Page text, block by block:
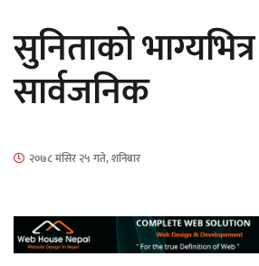
नियन्त्रणमा
सुनिताको
सार्वजनिक
२०७८ मंसिर २५ गते, शनिबार